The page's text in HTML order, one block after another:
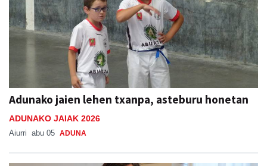
Adunako jaien lehen txanpa, asteburu honetan
ADUNAKO JAIAK 2026
Aiurri abu 05 ADUNA